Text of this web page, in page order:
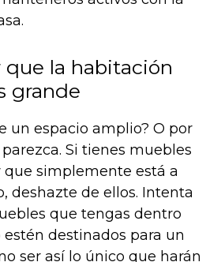
que la habitación
grande
un espacio amplio? O por
Si tienes muebles
simplemente está a
deshazte de ellos. Intenta
que tengas dentro
destinados para un
ser así lo único que harán